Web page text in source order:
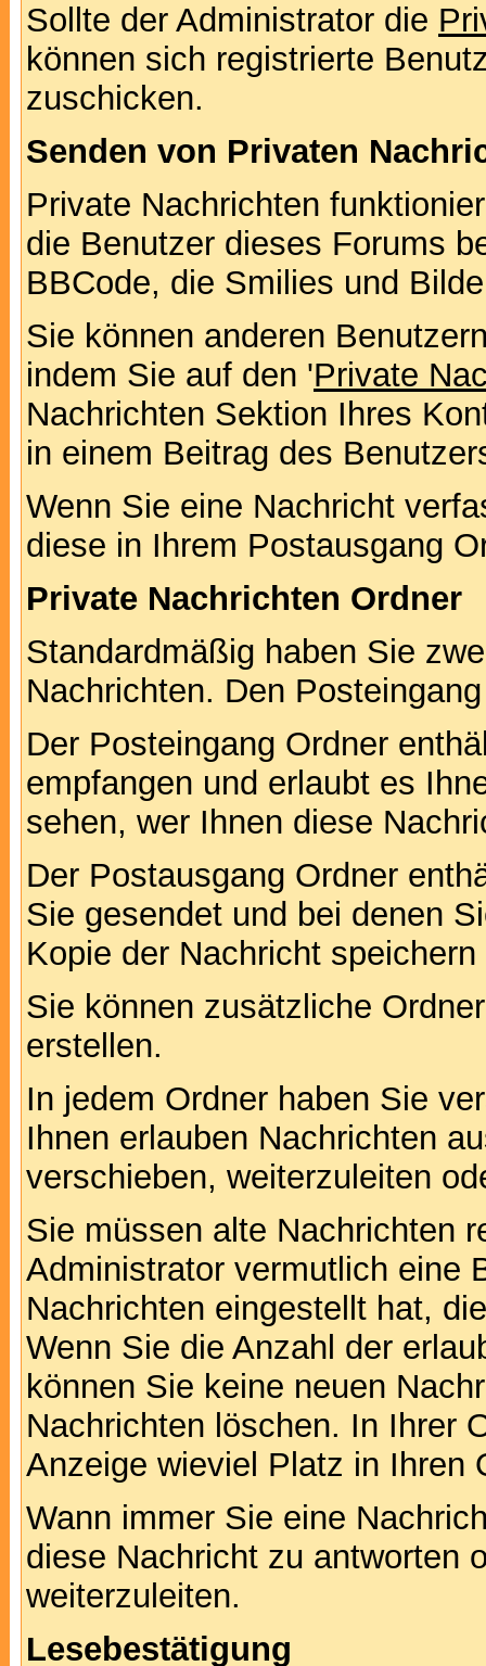
Sollte der Administrator die
können sich registrierte
zuschicken.
Senden von Privaten
Private Nachrichten
die Benutzer dieses Forums
BBCode, die Smilies und
Sie können anderen
indem Sie auf den 'Private
Nachrichten Sektion Ihres
in einem Beitrag des
Wenn Sie eine Nachricht
diese in Ihrem Postausgang
Private Nachrichten Ordner
Standardmäßig haben Sie
Nachrichten. Den
Der Posteingang Ordner
empfangen und erlaubt es
sehen, wer Ihnen diese
Der Postausgang Ordner
Sie gesendet und bei denen
Kopie der Nachricht
Sie können zusätzliche
erstellen.
In jedem Ordner haben Sie
Ihnen erlauben Nachrichten
verschieben, weiterzuleiten
Sie müssen alte Nachrichten
Administrator vermutlich eine
Nachrichten eingestellt hat,
Wenn Sie die Anzahl der
können Sie keine neuen
Nachrichten löschen. In Ihrer
Anzeige wieviel Platz in Ihren
Wann immer Sie eine
diese Nachricht zu antworten
weiterzuleiten.
Lesebestätigung